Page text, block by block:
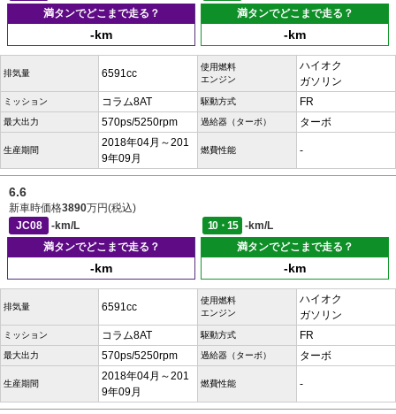
満タンでどこまで走る？
-km
満タンでどこまで走る？
-km
排気量 6591cc
使用燃料
エンジン
ハイオク
ガソリン
ミッション コラム8AT 駆動方式 FR
最大出力 570ps/5250rpm 過給器（ターボ） ターボ
生産期間
2018年04月～201
9年09月
燃費性能 -
6.6
新車時価格3890万円(税込)
JC08
-km/L 10・15
-km/L
満タンでどこまで走る？
-km
満タンでどこまで走る？
-km
排気量 6591cc
使用燃料
エンジン
ハイオク
ガソリン
ミッション コラム8AT 駆動方式 FR
最大出力 570ps/5250rpm 過給器（ターボ） ターボ
生産期間
2018年04月～201
9年09月
燃費性能 -